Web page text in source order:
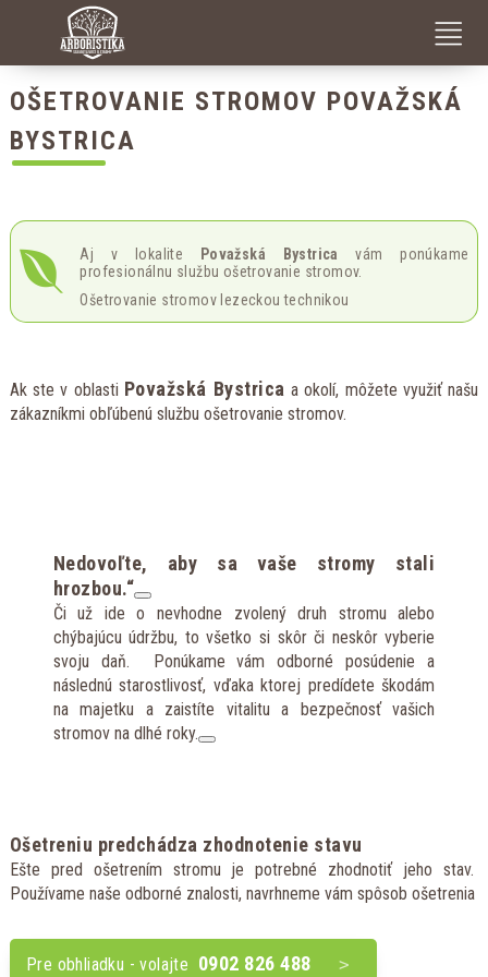
OŠETROVANIE STROMOV POVAŽSKÁ
BYSTRICA
Aj v lokalite Považská Bystrica
vám ponúkame
profesionálnu službu ošetrovanie stromov.
Ošetrovanie stromov lezeckou technikou
Ak ste v oblasti Považská Bystrica a okolí, môžete využiť našu
zákazníkmi obľúbenú službu ošetrovanie stromov.
Nedovoľte, aby sa vaše stromy stali
hrozbou.“
Či už ide o nevhodne zvolený druh stromu alebo
chýbajúcu údržbu, to všetko si skôr či neskôr vyberie
svoju daň. Ponúkame vám odborné posúdenie a
následnú starostlivosť, vďaka ktorej predídete škodám
na majetku a zaistíte vitalitu a bezpečnosť vašich
stromov na dlhé roky.
Ošetreniu predchádza zhodnotenie stavu
Ešte pred ošetrením stromu je potrebné zhodnotiť jeho stav.
Používame naše odborné znalosti, navrhneme vám spôsob ošetrenia
Pre obhliadku - volajte 0902 826 488